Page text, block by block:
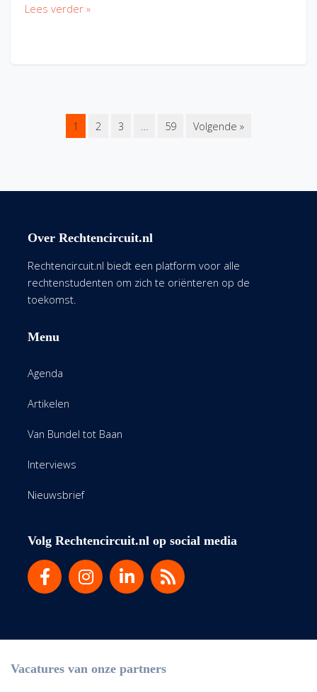
Lees verder »
1 2 3 … 59 Volgende »
Over Rechtencircuit.nl
Rechtencircuit.nl biedt een platform voor alle
rechtenstudenten om zich te oriënteren op de
toekomst.
Menu
Agenda
Artikelen
Van Bundel tot Baan
Interviews
Nieuwsbrief
Volg Rechtencircuit.nl op social media
Vacatures van onze partners